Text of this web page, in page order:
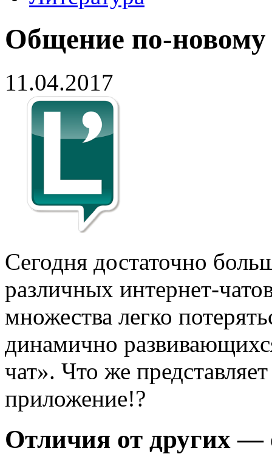
Общение по-
11.04.2017
Сегодня достаточно
различных интернет-
множества легко
динамично
чат». Что же
приложение!?
Отличия от других —